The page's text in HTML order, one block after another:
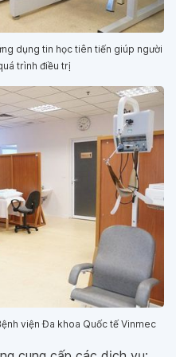
dụng tin học tiên tiến giúp người
trình điều trị
viện Đa khoa Quốc tế Vinmec